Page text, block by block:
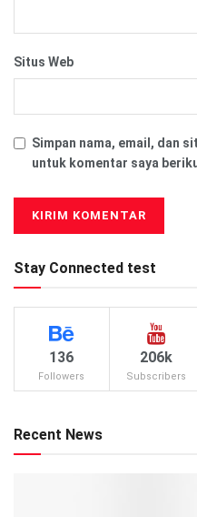
Situs Web
Simpan nama, email, dan
untuk komentar saya
Stay Connected test
136
Followers
206k
Subscribers
Recent News